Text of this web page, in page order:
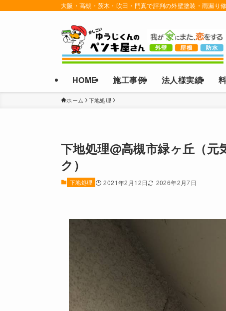
大阪・高槻・茨木・吹田・門真で評判の外壁塗装・雨漏り
HOME 施工事例 法人様実績
ホーム 下地処理
下地処理@高槻市緑ヶ丘（
ク）
下地処理 2021年2月12日 2026年2月7日